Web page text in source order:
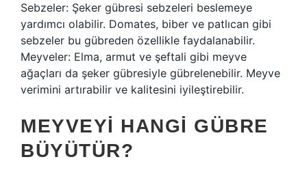
Sebzeler: Şeker gübresi sebzeleri beslemeye
yardımcı olabilir. Domates, biber ve patlıcan gibi
sebzeler bu gübreden özellikle faydalanabilir.
Meyveler: Elma, armut ve şeftali gibi meyve
ağaçları da şeker gübresiyle gübrelenebilir. Meyve
verimini artırabilir ve kalitesini iyileştirebilir.
MEYVEYI HANGI GÜBRE
BÜYÜTÜR?